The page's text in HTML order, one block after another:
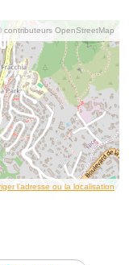
contributeurs OpenStreetMap
l’adresse ou la localisation